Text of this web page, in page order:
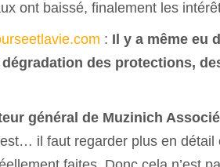
ont baissé, finalement les
: Il y a même eu
des protections,
général de Muzinich
il faut regarder plus en